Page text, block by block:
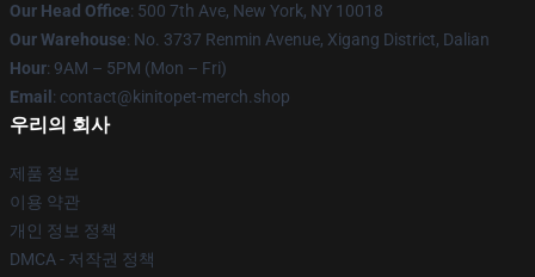
Our Head Office: 500 7th Ave, New York, NY 10018
Our Warehouse: No. 3737 Renmin Avenue, Xigang District, Dalian
Hour: 9AM – 5PM (Mon – Fri)
Email : contact@kinitopet-merch.shop
우리의 회사
제품 정보
이용 약관
개인 정보 정책
DMCA - 저작권 정책